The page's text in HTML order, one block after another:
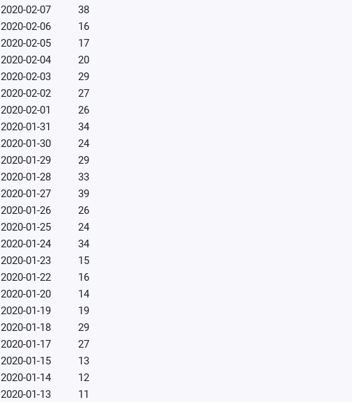
2020-02-07
38
2020-02-06
16
2020-02-05
17
2020-02-04
20
2020-02-03
29
2020-02-02
27
2020-02-01
26
2020-01-31
34
2020-01-30
24
2020-01-29
29
2020-01-28
33
2020-01-27
39
2020-01-26
26
2020-01-25
24
2020-01-24
34
2020-01-23
15
2020-01-22
16
2020-01-20
14
2020-01-19
19
2020-01-18
29
2020-01-17
27
2020-01-15
13
2020-01-14
12
2020-01-13
11